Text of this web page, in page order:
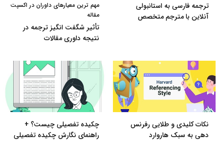
ترجمه فارسی به استانبولی
آنلاین با مترجم متخصص
مهم ترین معیارهای داوران در اکسپت
مقاله
تأثیر شگفت انگیز ترجمه در
نتیجه داوری مقالات
نکات کلیدی و طلایی رفرنس
دهی به سبک هاروارد
چکیده تفصیلی چیست؟ +
راهنمای نگارش چکیده تفصیلی